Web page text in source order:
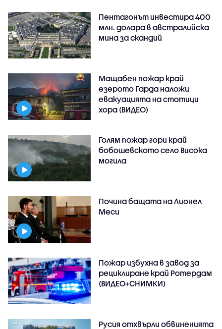
Пентагонът инвестира 400
млн. долара в австралийска
мина за скандий
Мащабен пожар край
езерото Гарда наложи
евакуацията на стотици
хора (ВИДЕО)
Голям пожар гори край
бобошевското село Висока
могила
Почина бащата на Лионел
Меси
Пожар избухна в завод за
рециклиране край Ротердам
(ВИДЕО+СНИМКИ)
Русия отхвърли обвиненията